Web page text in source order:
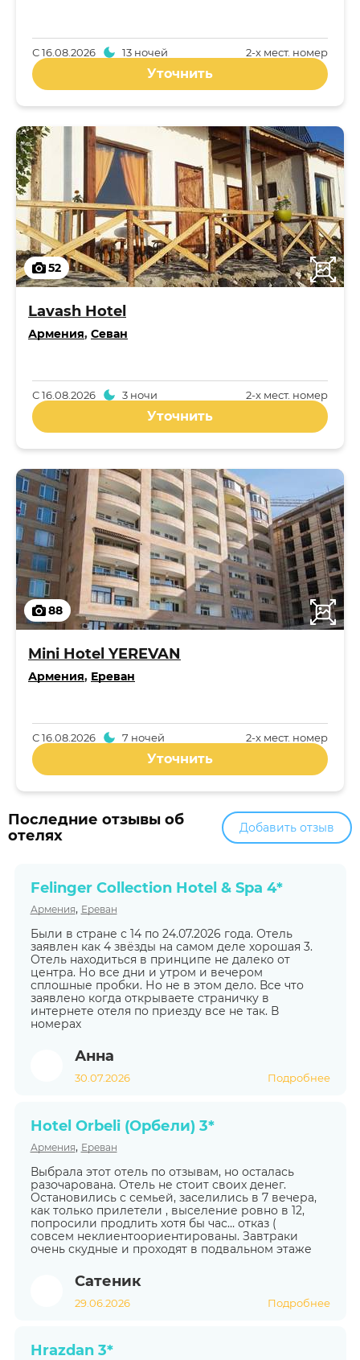
2-x мест. номер
С16.08.2026 13 ночей
Уточнить
52
Lavash Hotel
Армения, Севан
2-x мест. номер
С16.08.2026 3 ночи
Уточнить
88
Mini Hotel YEREVAN
Армения, Ереван
2-x мест. номер
С16.08.2026 7 ночей
Уточнить
Последние отзывы об
отелях
Добавить отзыв
Felinger Collection Hotel & Spa 4*
Армения, Ереван
Были в стране с 14 по 24.07.2026 года. Отель
заявлен как 4 звёзды на самом деле хорошая 3.
Отель находиться в принципе не далеко от
центра. Но все дни и утром и вечером
сплошные пробки. Но не в этом дело. Все что
заявлено когда открываете страничку в
интернете отеля по приезду все не так. В
номерах
Анна
30.07.2026 Подробнее
Hotel Orbeli (Орбели) 3*
Армения, Ереван
Выбрала этот отель по отзывам, но осталась
разочарована. Отель не стоит своих денег.
Остановились с семьей, заселились в 7 вечера,
как только прилетели , выселение ровно в 12,
попросили продлить хотя бы час… отказ (
совсем неклиентоориентированы. Завтраки
очень скудные и проходят в подвальном этаже
Сатеник
29.06.2026 Подробнее
Hrazdan 3*